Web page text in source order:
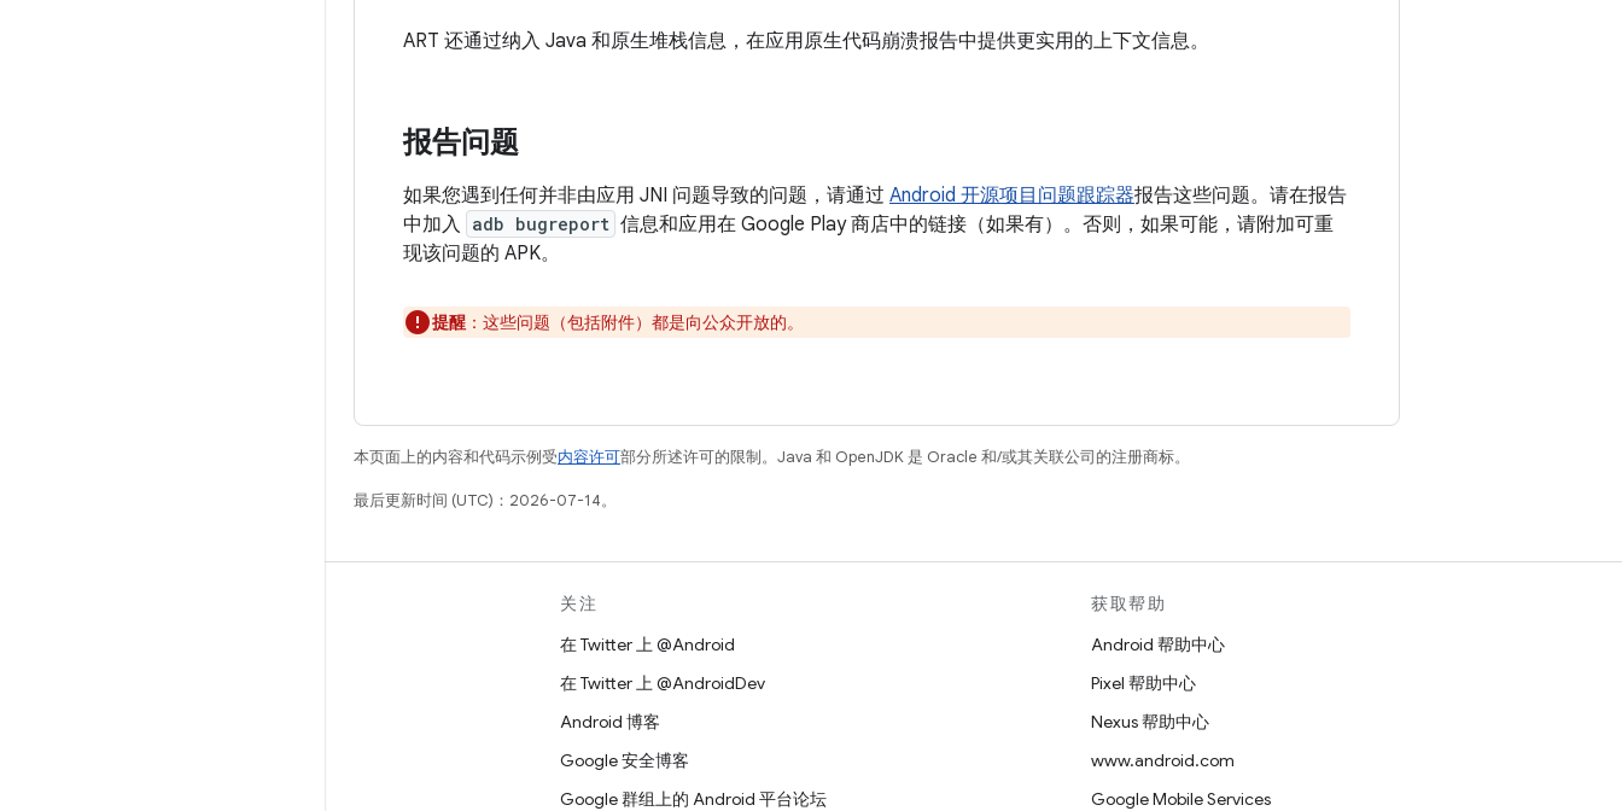
ART 还通过纳入 Java 和原生堆栈信息，在应用原生代码崩溃报告中提供更实用的上下文信息。
报告问题
如果您遇到任何并非由应用 JNI 问题导致的问题，请通过 Android 开源项目问题跟踪器报告这些问题。请在报告
中加入 adb bugreport 信息和应用在 Google Play 商店中的链接（如果有）。否则，如果可能，请附加可重
现该问题的 APK。
提醒 ：这些问题（包括附件）都是向公众开放的。
本页面上的内容和代码示例受内容许可部分所述许可的限制。Java 和 OpenJDK 是 Oracle 和/或其关联公司的注册商标。
最后更新时间 (UTC)：2026-07-14。
关注
在 Twitter 上 @Android
在 Twitter 上 @AndroidDev
Android 博客
Google 安全博客
Google 群组上的 Android 平台论坛
获取帮助
Android 帮助中心
Pixel 帮助中心
Nexus 帮助中心
www.android.com
Google Mobile Services